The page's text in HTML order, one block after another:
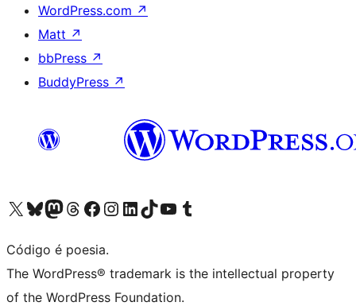
WordPress.com ↗
Matt ↗
bbPress ↗
BuddyPress ↗
Visite a nossa conta X (antigo Twitter)
Visit our Bluesky account
Visit our Mastodon account
Visit our Threads account
Visite a nossa página do Facebook
Visite a nossa conta no Instagram
Visite a nossa conta no LinkedIn
Visit our TikTok account
Visit our YouTube channel
Visit our Tumblr account
Código é poesia.
The WordPress® trademark is the intellectual property
of the WordPress Foundation.